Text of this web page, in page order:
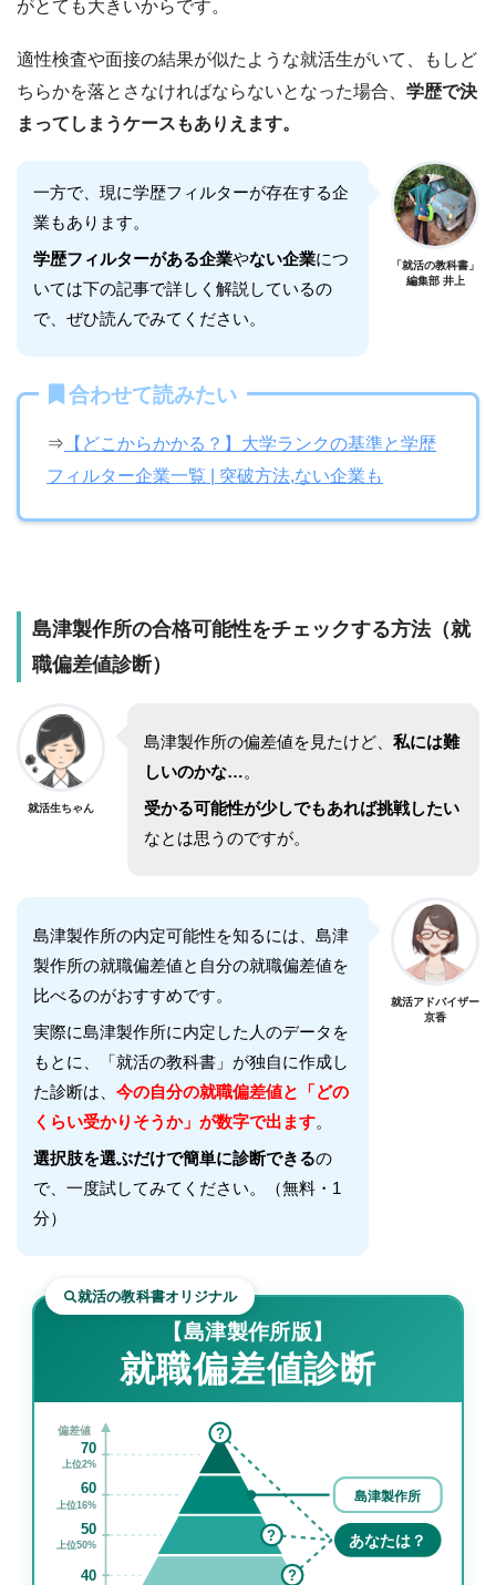
がとても大きいからです。
適性検査や面接の結果が似たような就活生がいて、もしど
ちらかを落とさなければならないとなった場合、 学歴で決
まってしまうケースもありえます。
一方で、現に学歴フィルターが存在する企
業もあります。
学歴フィルターがある企業やない企業につ
いては下の記事で詳しく解説しているの
で、ぜひ読んでみてください。
「就活の教科書」
編集部 井上
合わせて読みたい
⇒ 【どこからかかる？】大学ランクの基準と学歴
フィルター企業一覧 | 突破方法,ない企業も
島津製作所の合格可能性をチェックする方法（就
職偏差値診断）
就活生ちゃん
島津製作所の偏差値を見たけど、 私には難
しいのかな…。
受かる可能性が少しでもあれば挑戦したい
なとは思うのですが。
島津製作所の内定可能性を知るには、 島津
製作所の就職偏差値と自分の就職偏差値を
比べるのがおすすめです。
実際に島津製作所に内定した人のデータを
もとに、「就活の教科書」が独自に作成し
た診断は、 今の自分の就職偏差値と「どの
くらい受かりそうか」が数字で出ます。
選択肢を選ぶだけで簡単に診断できるの
で、一度試してみてください。（無料・1
分）
就活アドバイザー
京香
就活の教科書オリジナル
【島津製作所版】
就職偏差値診断
偏差値
70
上位2%
60
上位16%
50
上位50%
40
島津製作所
?
?
?
あなたは？